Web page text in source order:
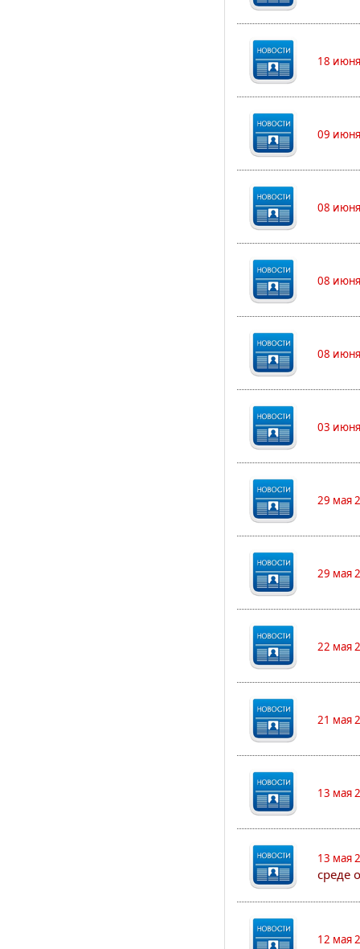
18
09
08
08
08
03
29 мая
29 мая
22 мая
21 мая
13 мая
13 мая
среде
12 мая